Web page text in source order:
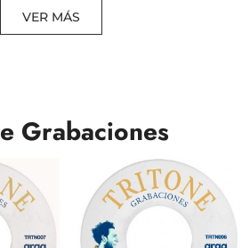
VER MÁS
Grabaciones